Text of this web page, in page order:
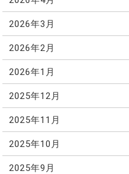
2026年3月
2026年2月
2026年1月
2025年12月
2025年11月
2025年10月
2025年9月